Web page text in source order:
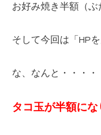
お好み焼き半額（ぶ
そして今回は「HP
な、なんと・・・・
タコ玉が半額にな